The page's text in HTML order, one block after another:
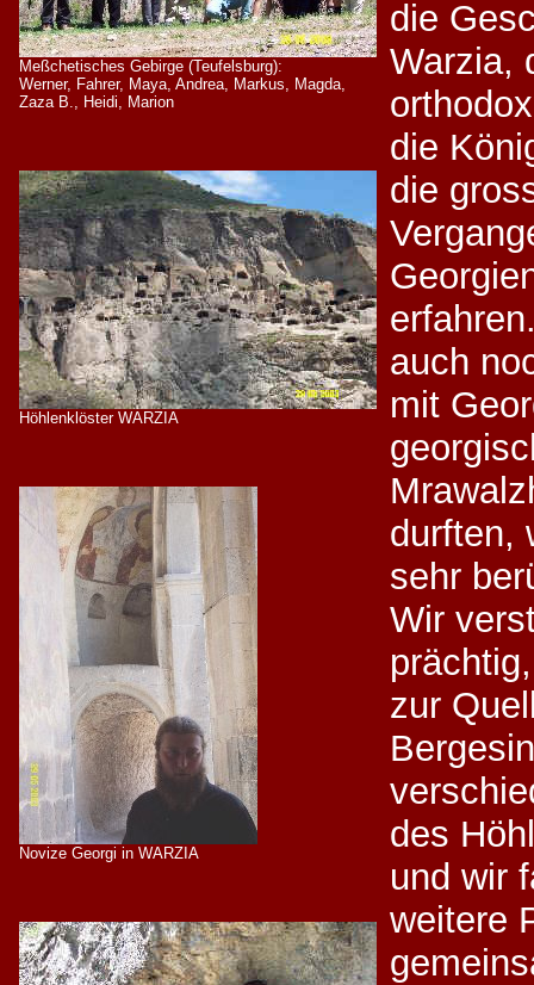
Meßchetisches Gebirge (Teufelsburg):
Werner, Fahrer, Maya, Andrea, Markus, Magda,
Zaza B., Heidi, Marion
Höhlenklöster WARZIA
Novize Georgi in WARZIA
die
Warzia,
die
die
auch
mit
durften,
sehr
Wir
zur
des
und wir
weitere